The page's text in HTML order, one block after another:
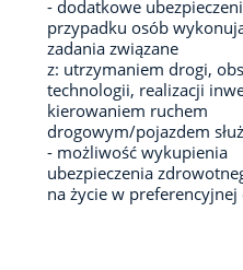
- dodatkowe
przypadku osób
zadania związane
z: utrzymaniem drogi,
technologii, realizacji
kierowaniem ruchem
drogowym/pojazdem
- możliwość wykupienia
ubezpieczenia
na życie w preferencyjnej